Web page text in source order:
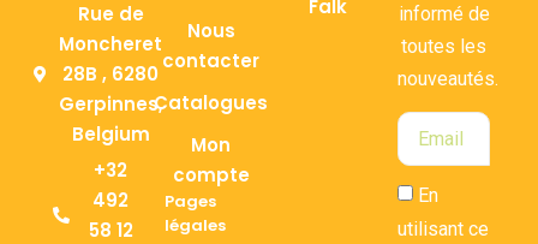
Rue de
Moncheret
28B , 6280
Gerpinnes,
Belgium
+32
492
58 12
Nous
contacter
Catalogues
Mon
compte
Pages
légales
Falk
informé de
toutes les
nouveautés.
En
utilisant ce